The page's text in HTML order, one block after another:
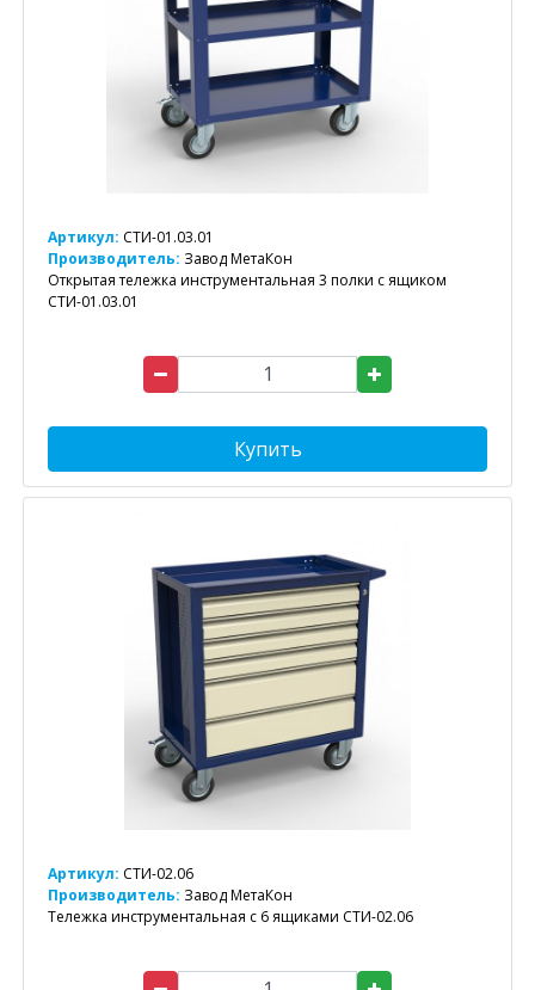
Артикул: СТИ-01.03.01
Производитель: Завод МетаКон
Открытая тележка инструментальная 3 полки с ящиком
СТИ-01.03.01
Купить
Артикул: СТИ-02.06
Производитель: Завод МетаКон
Тележка инструментальная с 6 ящиками СТИ-02.06